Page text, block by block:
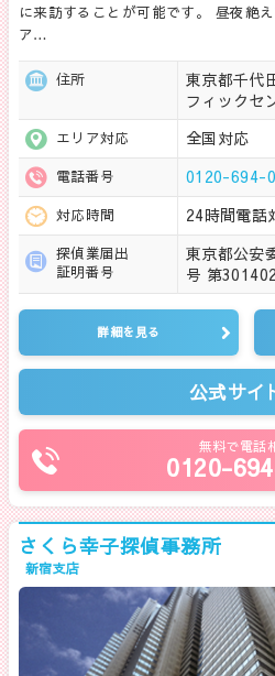
に来訪することが可能です。 昼夜絶
ア…
住所
東京都千代
フィックセ
エリア対応 全国対応
電話番号 0120-694-
対応時間 24時間電話
探偵業届出
証明番号
東京都公安
号 第
詳細を見る
公式サイ
無料で電話
0120-
さくら幸子探偵事務所
新宿支店